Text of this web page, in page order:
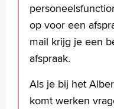
op voor een
mail krijg je een
afspraak.
Als je bij het
komt werken